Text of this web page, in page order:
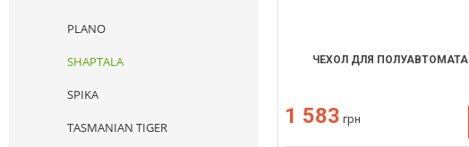
PLANO
SHAPTALA
SPIKA
TASMANIAN TIGER
ЧЕХОЛ ДЛЯ ПОЛУАВТОМАТА
1 583 грн